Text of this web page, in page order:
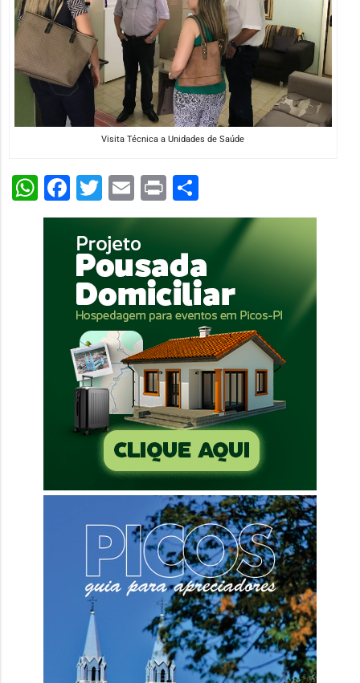
Visita Técnica a Unidades de Saúde
WhatsApp
Facebook
Twitter
Email
PrintShare